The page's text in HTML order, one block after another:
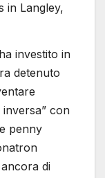
in Langley,
investito in
detenuto
con
penny
di